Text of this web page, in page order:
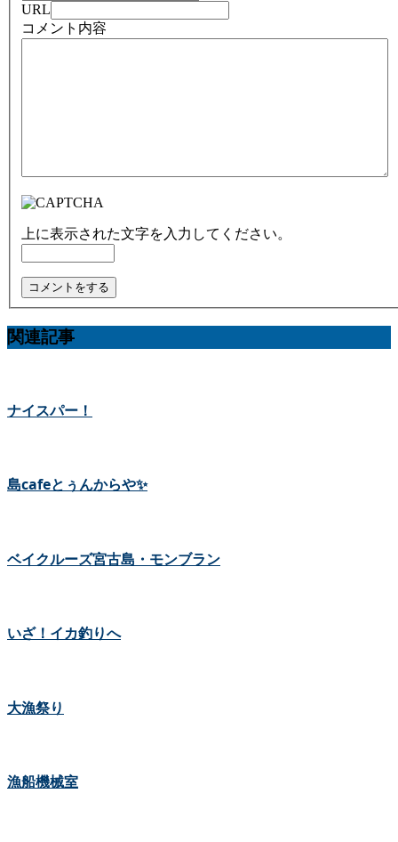
URL
コメント内容
上に表示された文字を入力してください。
関連記事
ナイスパー！
島cafeとぅんからや✨
ベイクルーズ宮古島・モンブラン
いざ！イカ釣りへ
大漁祭り
漁船機械室